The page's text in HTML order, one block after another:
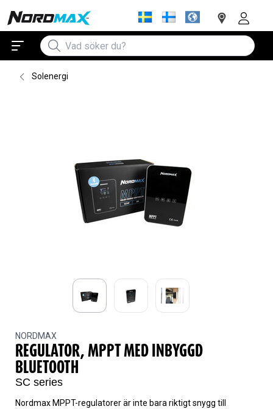
Solenergi
NORDMAX
REGULATOR, MPPT MED INBYGGD
BLUETOOTH
SC series
Nordmax MPPT-regulatorer är inte bara riktigt snygg till